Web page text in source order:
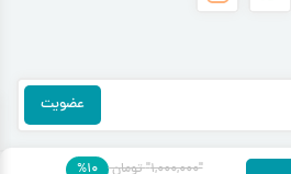
"۱,۰۰۰,۰۰۰" تومان ۱۰%